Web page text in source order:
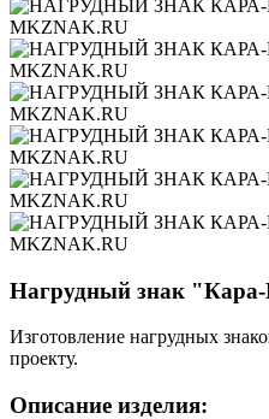
Нагрудный знак
Изготовление нагрудных
проекту.
Описание изделия: